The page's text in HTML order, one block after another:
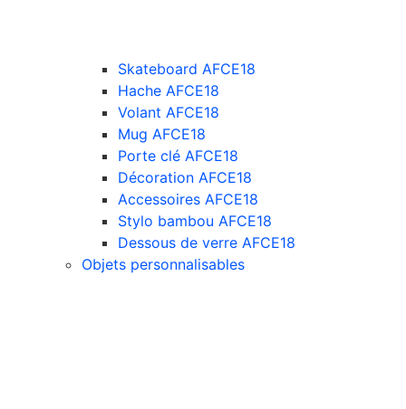
Skateboard AFCE18
Hache AFCE18
Volant AFCE18
Mug AFCE18
Porte clé AFCE18
Décoration AFCE18
Accessoires AFCE18
Stylo bambou AFCE18
Dessous de verre AFCE18
Objets personnalisables